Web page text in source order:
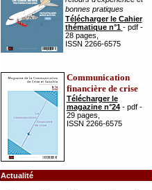
bonnes pratiques
Télécharger le Cahier
thématique n°1 - pdf -
28 pages,
ISSN 2266-6575
Communication
financière de crise
Télécharger le
magazine n°24- pdf -
29 pages,
ISSN 2266-6575
Actualité